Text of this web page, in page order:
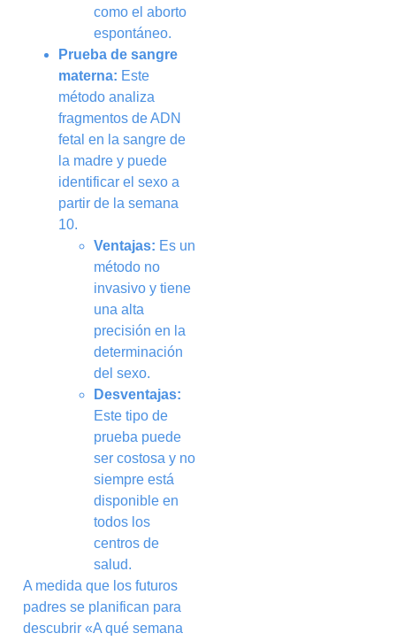
como el aborto
espontáneo.
Prueba de sangre
materna: Este
método analiza
fragmentos de ADN
fetal en la sangre de
la madre y puede
identificar el sexo a
partir de la semana
10.
Ventajas: Es un
método no
invasivo y tiene
una alta
precisión en la
determinación
del sexo.
Desventajas:
Este tipo de
prueba puede
ser costosa y no
siempre está
disponible en
todos los
centros de
salud.
A medida que los futuros
padres se planifican para
descubrir «A qué semana